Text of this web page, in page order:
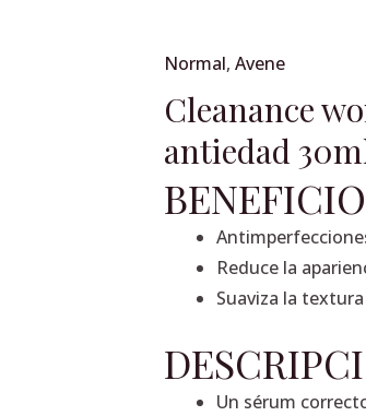
Normal,Avene
Cleanance
antiedad
Reduce la
Suaviza la
Un sérum
Cleanance
women
suero,
antiedad
30ml.
cantidad